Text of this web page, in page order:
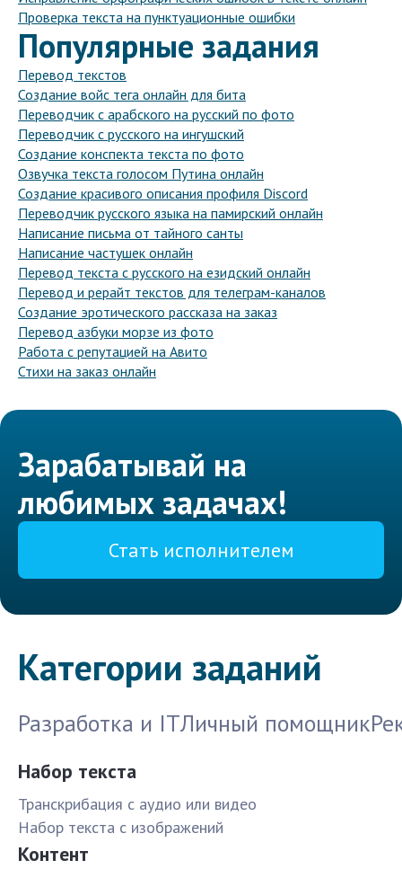
Проверка текста на пунктуационные ошибки
Популярные задания
Перевод текстов
Создание войс тега онлайн для бита
Переводчик с арабского на русский по фото
Переводчик с русского на ингушский
Создание конспекта текста по фото
Озвучка текста голосом Путина онлайн
Создание красивого описания профиля Discord
Переводчик русского языка на памирский онлайн
Написание письма от тайного санты
Написание частушек онлайн
Перевод текста с русского на езидский онлайн
Перевод и рерайт текстов для телеграм-каналов
Создание эротического рассказа на заказ
Перевод азбуки морзе из фото
Работа с репутацией на Авито
Стихи на заказ онлайн
Зарабатывай на
любимых задачах!
Стать исполнителем
Категории заданий
Разработка и ITЛичный помощник
Набор текста
Транскрибация с аудио или видео
Набор текста с изображений
Контент